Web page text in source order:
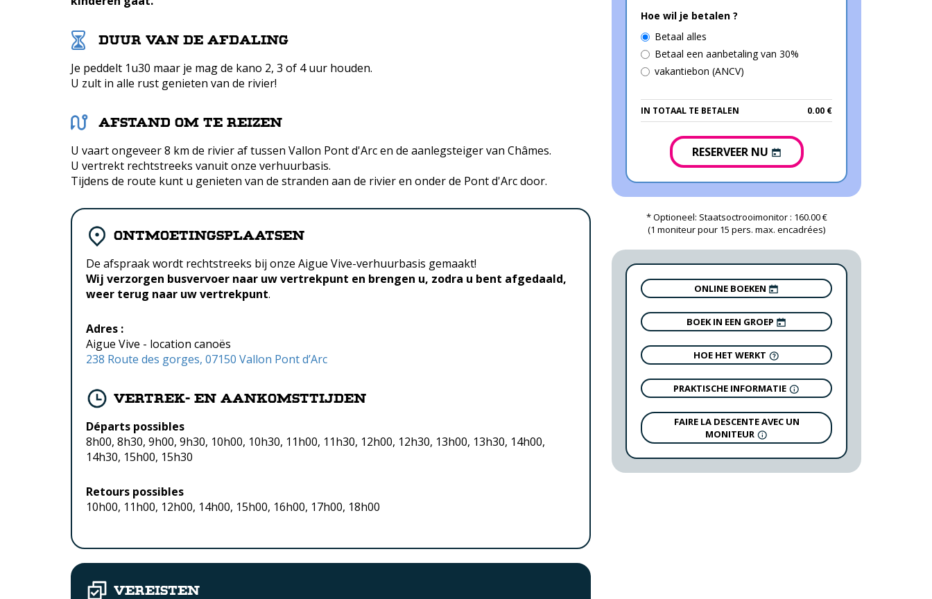
Duur van de afdaling
Je peddelt 1u30 maar je mag de kano 2, 3 of 4 uur houden.
U zult in alle rust genieten van de rivier!
Afstand om te reizen
U vaart ongeveer 8 km de rivier af tussen Vallon Pont d'Arc en de aanlegsteiger van Châmes.
U vertrekt rechtstreeks vanuit onze verhuurbasis.
Tijdens de route kunt u genieten van de stranden aan de rivier en onder de Pont d'Arc door.
Ontmoetingsplaatsen
De afspraak wordt rechtstreeks bij onze Aigue Vive-verhuurbasis gemaakt!
Wij verzorgen busvervoer naar uw vertrekpunt en brengen u, zodra u bent afgedaald,
weer terug naar uw vertrekpunt.
Adres :
Aigue Vive - location canoës
238 Route des gorges, 07150 Vallon Pont d’Arc
Vertrek- en aankomsttijden
Départs possibles
8h00, 8h30, 9h00, 9h30, 10h00, 10h30, 11h00, 11h30, 12h00, 12h30, 13h00, 13h30, 14h00,
14h30, 15h00, 15h30
Retours possibles
10h00, 11h00, 12h00, 14h00, 15h00, 16h00, 17h00, 18h00
Vereisten
Hoe wil je betalen ?
Betaal alles
Betaal een aanbetaling van 30%
vakantiebon (ANCV)
IN TOTAAL TE BETALEN 0.00 €
RESERVEER NU
* Optioneel: Staatsoctrooimonitor : 160.00 €
(1 moniteur pour 15 pers. max. encadrées)
ONLINE BOEKEN
BOEK IN EEN GROEP
HOE HET WERKT
PRAKTISCHE INFORMATIE
FAIRE LA DESCENTE AVEC UN
MONITEUR